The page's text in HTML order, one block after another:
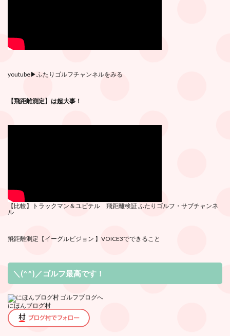
youtube▶︎ふたりゴルフチャンネルをみる
【飛距離測定】は超大事！
【比較】トラックマン＆ユピテル 飛距離検証ふたりゴルフ・サブチ ャンネ
ル
飛距離測定 【イーグルビジョン 】VOICE3でできること
＼(^^)／ゴルフ最高です！
にほんブログ村